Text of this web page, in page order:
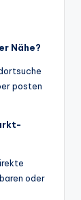
Nähe?
posten
oder